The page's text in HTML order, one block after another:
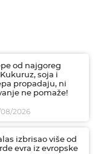
od najgoreg
soja i
propadaju, ni
ne pomaže!
2026
izbrisao više od
evra iz evropske